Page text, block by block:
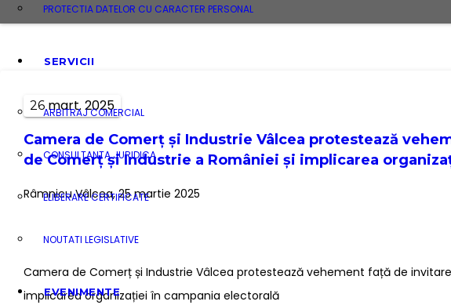
PROTECTIA DATELOR CU CARACTER PERSONAL
SERVICII
ARBITRAJ COMERCIAL
CONSULTANTA JURIDICA
ELIBERARE CERTIFICATE
NOUTATI LEGISLATIVE
EVENIMENTE
26mart. 2025
Camera de Comerț și Industrie Vâlcea protestează
de Comerț și Industrie a României și implicarea
Râmnicu Vâlcea, 25 martie 2025
Camera de Comerț și Industrie Vâlcea protestează vehement față de
implicarea organizației în campania electorală